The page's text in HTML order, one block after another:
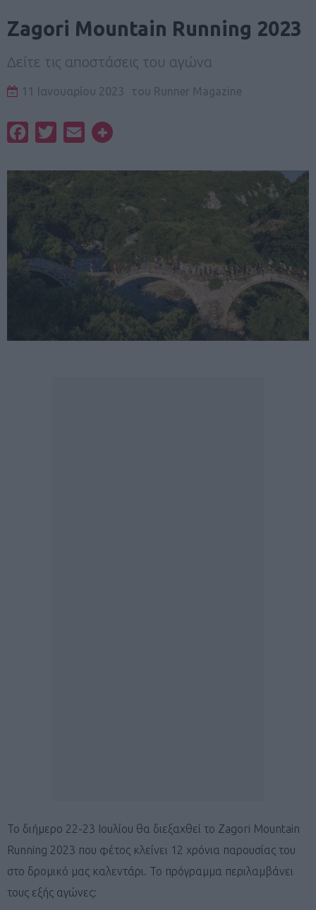
Zagori Mountain Running 2023
Δείτε τις αποστάσεις του αγώνα
11 Ιανουαρίου 2023 του Runner Magazine
FacebookTwitterEmail
Το διήμερο 22-23 Ιουλίου θα διεξαχθεί το Zagori Mountain
Running 2023 που φέτος κλείνει 12 χρόνια παρουσίας του
στο δρομικό μας καλεντάρι. Το πρόγραμμα περιλαμβάνει
τους εξής αγώνες: